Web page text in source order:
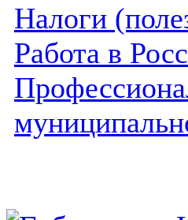
Налоги
Работа в